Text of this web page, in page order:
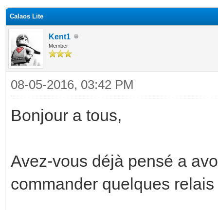
Calaos Lite
Kent1
Member
08-05-2016, 03:42 PM
Bonjour a tous,
Avez-vous déjà pensé a
commander quelques relais